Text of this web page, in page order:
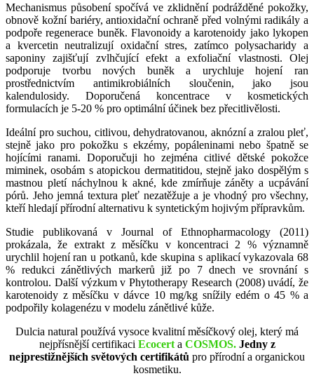
Mechanismus působení spočívá ve zklidnění podrážděné pokožky,
obnově kožní bariéry, antioxidační ochraně před volnými radikály a
podpoře regenerace buněk. Flavonoidy a karotenoidy jako lykopen
a kvercetin neutralizují oxidační stres, zatímco polysacharidy a
saponiny zajišťují zvlhčující efekt a exfoliační vlastnosti. Olej
podporuje tvorbu nových buněk a urychluje hojení ran
prostřednictvím antimikrobiálních sloučenin, jako jsou
kalendulosidy. Doporučená koncentrace v kosmetických
formulacích je 5-20 % pro optimální účinek bez přecitlivělosti.
Ideální pro suchou, citlivou, dehydratovanou, aknózní a zralou pleť,
stejně jako pro pokožku s ekzémy, popáleninami nebo špatně se
hojícími ranami. Doporučuji ho zejména citlivé dětské pokožce
miminek, osobám s atopickou dermatitidou, stejně jako dospělým s
mastnou pletí náchylnou k akné, kde zmírňuje záněty a ucpávání
pórů. Jeho jemná textura pleť nezatěžuje a je vhodný pro všechny,
kteří hledají přírodní alternativu k syntetickým hojivým přípravkům.
Studie publikovaná v Journal of Ethnopharmacology (2011)
prokázala, že extrakt z měsíčku v koncentraci 2 % významně
urychlil hojení ran u potkanů, kde skupina s aplikací vykazovala 68
% redukci zánětlivých markerů již po 7 dnech ve srovnání s
kontrolou. Další výzkum v Phytotherapy Research (2008) uvádí, že
karotenoidy z měsíčku v dávce 10 mg/kg snížily edém o 45 % a
podpořily kolagenézu v modelu zánětlivé kůže.
Dulcia natural používá vysoce kvalitní měsíčkový olej, který má
nejpřísnější certifikaci Ecocerta COSMOS. Jedny z
nejprestižnějších světových certifikátů pro přírodní a organickou
kosmetiku.